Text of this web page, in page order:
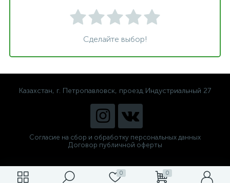
0 0
Сделайте выбор!
Казахстан, г. Петропавловск, проезд Индустриальный 27
Согласие на сбор и обработку персональных данных
Договор публичной оферты